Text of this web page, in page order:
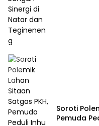
Soroti
Pemuda